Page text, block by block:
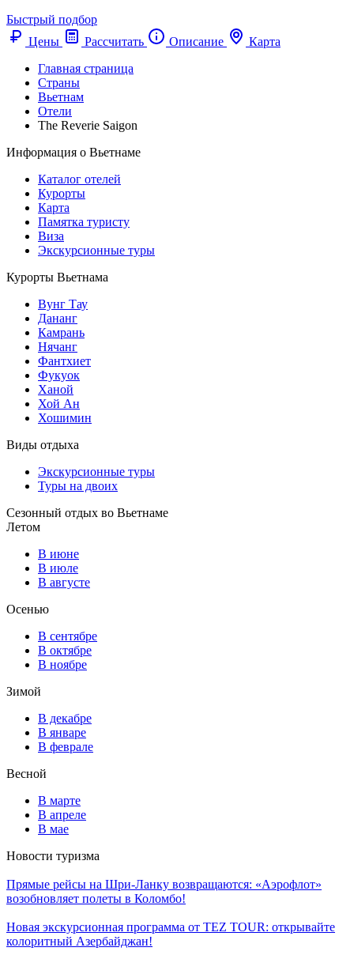
Быстрый подбор
Цены
Рассчитать Описание
Карта
Главная страница
Cтраны
Вьетнам
Отели
The Reverie Saigon
Информация о Вьетнаме
Каталог отелей
Курорты
Карта
Памятка туристу
Виза
Экскурсионные туры
Курорты Вьетнама
Вунг Тау
Дананг
Камрань
Нячанг
Фантхиет
Фукуок
Ханой
Хой Ан
Хошимин
Виды отдыха
Экскурсионные туры
Туры на двоих
Сезонный отдых во Вьетнаме
Летом
В июне
В июле
В августе
Осенью
В сентябре
В октябре
В ноябре
Зимой
В декабре
В январе
В феврале
Весной
В марте
В апреле
В мае
Новости туризма
Прямые рейсы на Шри-Ланку возвращаются: «Аэрофлот»
возобновляет полеты в Коломбо!
Новая экскурсионная программа от TEZ TOUR: открывайте
колоритный Азербайджан!